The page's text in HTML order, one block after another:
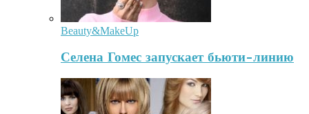
Beauty&MakeUp
Селена Гомес запускает бьюти-линию